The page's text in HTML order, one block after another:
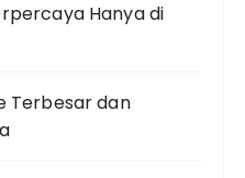
Hanya di
Terbesar dan